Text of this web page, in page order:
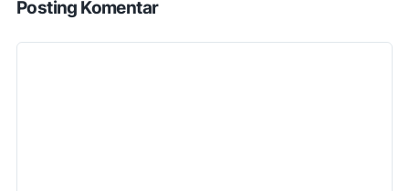
Posting Komentar